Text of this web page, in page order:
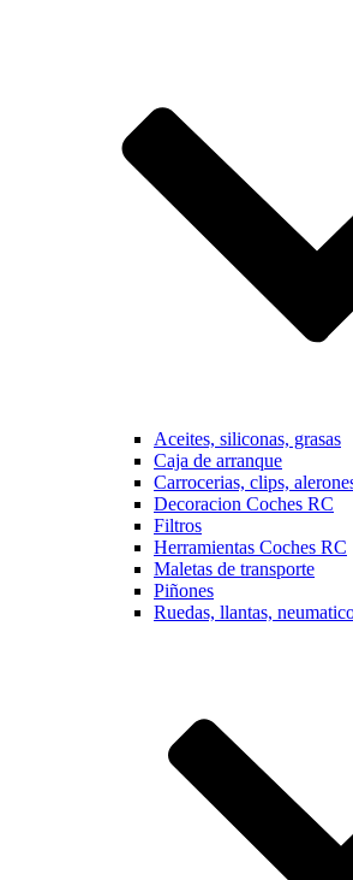
Aceites, siliconas, grasas
Caja de arranque
Carrocerias, clips,
Decoracion Coches RC
Filtros
Herramientas Coches RC
Maletas de transporte
Piñones
Ruedas, llantas,